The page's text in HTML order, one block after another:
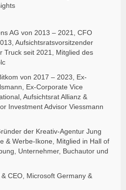
AG von 2013 – 2021, CFO
Aufsichtsratsvorsitzender
Truck seit 2021, Mitglied des
von 2017 – 2023, Ex-
Ex-Corporate Vice
Aufsichtsrat Allianz &
Investment Advisor Viessmann
der Kreativ-Agentur Jung
& Werbe-Ikone, Mitglied in Hall of
Unternehmer, Buchautor und
CEO, Microsoft Germany &